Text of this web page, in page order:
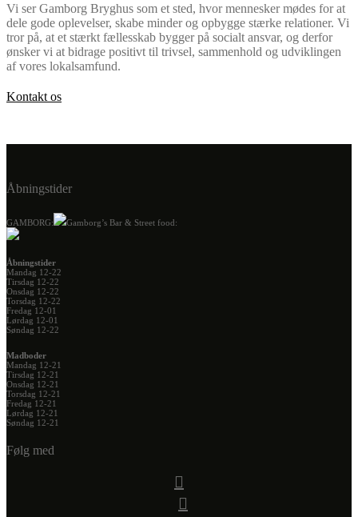
Vi ser Gamborg Bryghus som et sted, hvor mennesker mødes for at
dele gode oplevelser, skabe minder og opbygge stærke relationer. Vi
tror på, at et stærkt fællesskab bygger på socialt ansvar, og derfor
ønsker vi at bidrage positivt til trivsel, sammenhold og udviklingen
af vores lokalsamfund.
Kontakt os
Åbningstider
GAMBORG: Gamborg’s Bar & Street food:
Åbningstider
Mandag 12-22
Tirsdag 12-22
Onsdag 12-22
Torsdag 12-22
Fredag 12-01
Lørdag 12-01
Søndag 12-22
Madboder
Mandag 12-21
Tirsdag 12-21
Onsdag 12-21
Torsdag 12-21
Fredag 12-21
Lørdag 12-21
Søndag 12-21
Følg med